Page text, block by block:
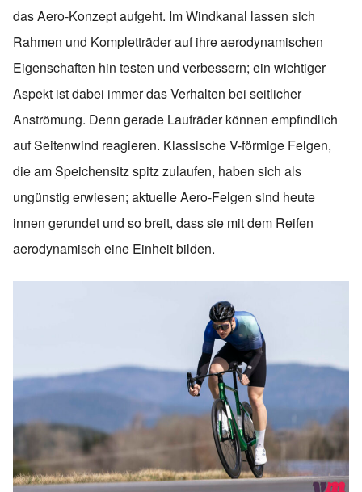
das Aero-Konzept aufgeht. Im Windkanal lassen sich
Rahmen und Kompletträder auf ihre aerodynamischen
Eigenschaften hin testen und verbessern; ein wichtiger
Aspekt ist dabei immer das Verhalten bei seitlicher
Anströmung. Denn gerade Laufräder können empfindlich
auf Seitenwind reagieren. Klassische V-förmige Felgen,
die am Speichensitz spitz zulaufen, haben sich als
ungünstig erwiesen; aktuelle Aero-Felgen sind heute
innen gerundet und so breit, dass sie mit dem Reifen
aerodynamisch eine Einheit bilden.